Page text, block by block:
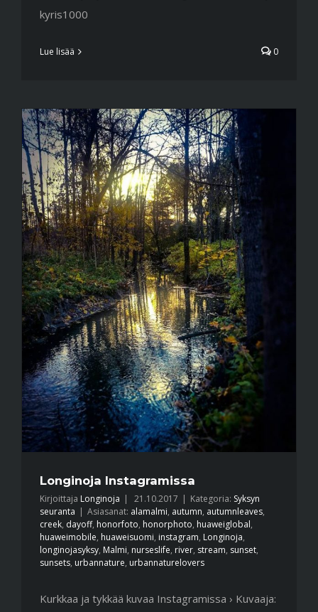
kyris1000
Lue lisää 0
Longinoja Instagramissa
Kirjoittaja Longinoja | 21.10.2017 | Kategoria: Syksyn
seuranta | Asiasanat: alamalmi, autumn, autumnleaves,
creek, dayoff, honorfoto, honorphoto, huaweiglobal,
huaweimobile, huaweisuomi, instagram, Longinoja,
longinojasyksy, Malmi, nurseslife, river, stream, sunset,
sunsets, urbannature, urbannaturelovers
Kurkkaa ja tykkää kuvaa Instagramissa › Kuvaaja: